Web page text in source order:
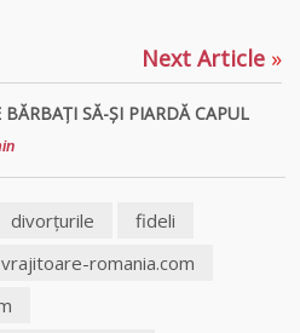
Next Article »
SĂ-ŞI PIARDĂ CAPUL
divorţurile
fideli
vrajitoare-romania.com